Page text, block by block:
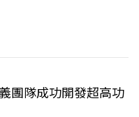
團隊成功開發超高功